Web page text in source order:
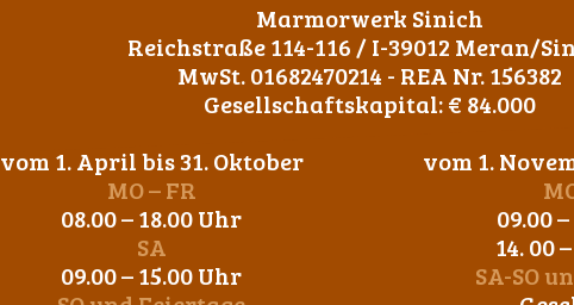
Marmorwerk Sinich
Reichstraße 114-116 / I-39012 Meran/
MwSt. 01682470214 - REA Nr. 156382
Gesellschaftskapital: € 84.000
vom 1. April bis 31. Oktober
MO – FR
08.00 – 18.00 Uhr
SA
09.00 – 15.00 Uhr
vom 1.
09.00
14. 00
SA-SO